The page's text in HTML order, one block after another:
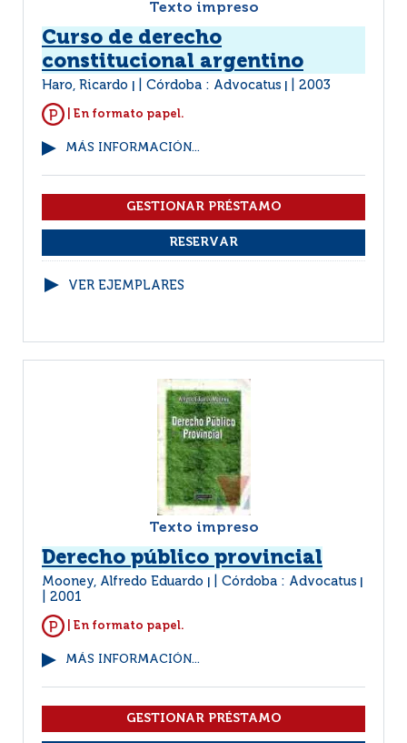
Texto impreso
Curso de derecho
constitucional argentino
Haro, Ricardo Córdoba : Advocatus 2003
| En formato papel.
MÁS INFORMACIÓN...
VER EJEMPLARES
Texto impreso
Derecho público provincial
Mooney, Alfredo Eduardo Córdoba : Advocatus
2001
| En formato papel.
MÁS INFORMACIÓN...